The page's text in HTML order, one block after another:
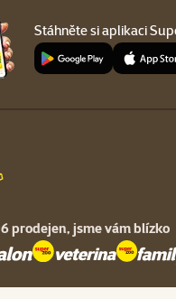
Stáhněte si aplikaci
prodejen, jsme vám blízko